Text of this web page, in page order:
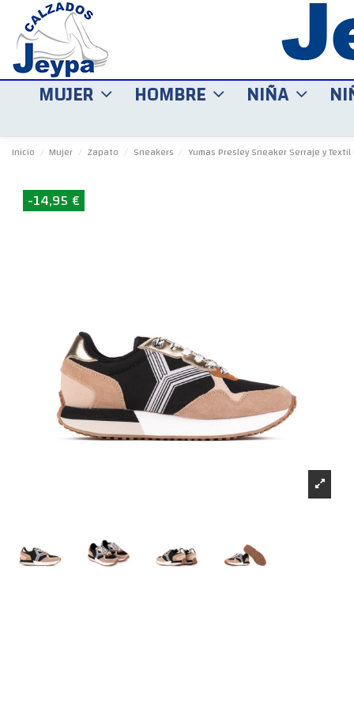
MUJER HOMBRE NIÑA
Inicio Mujer Zapato Sneakers Yumas Presley Sneaker Serraje y
-14,95 €